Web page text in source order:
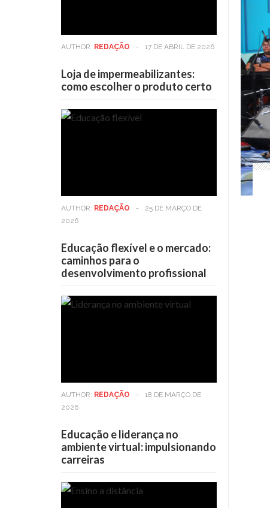
AUTHOR: REDAÇÃO - 17 DE ABRIL DE 2026
Loja de impermeabilizantes:
como escolher o produto certo
AUTHOR: REDAÇÃO -
25 DE MARÇO DE
2026
Educação flexível e o mercado:
caminhos para o
desenvolvimento profissional
AUTHOR: REDAÇÃO -
18 DE MARÇO DE
2026
Educação e liderança no
ambiente virtual: impulsionando
carreiras